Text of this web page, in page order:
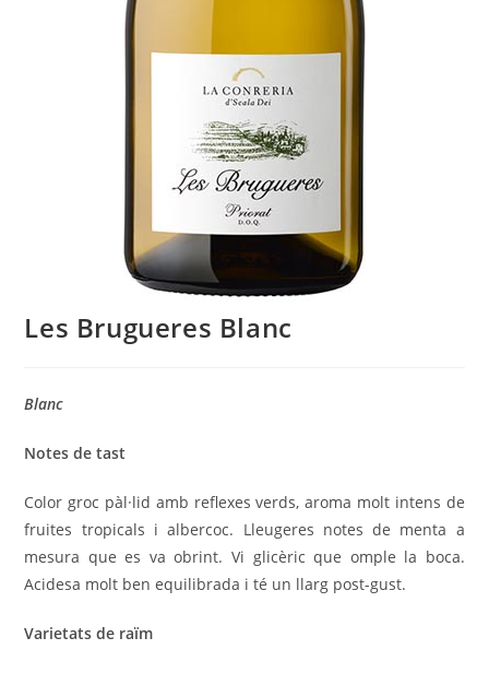
Les Brugueres Blanc
Blanc
Notes de tast
Color groc pàl·lid amb reflexes verds, aroma molt intens de
fruites tropicals i albercoc. Lleugeres notes de menta a
mesura que es va obrint. Vi glicèric que omple la boca.
Acidesa molt ben equilibrada i té un llarg post-gust.
Varietats de raïm